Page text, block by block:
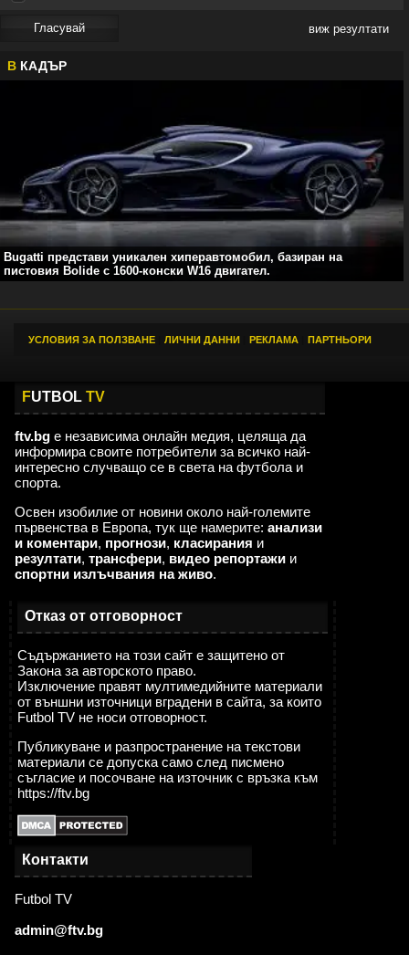
виж резултати
В КАДЪР
Bugatti представи уникален хиперавтомобил, базиран на
пистовия Bolide с 1600-конски W16 двигател.
УСЛОВИЯ ЗА ПОЛЗВАНЕ ЛИЧНИ ДАННИ РЕКЛАМА ПАРТНЬОРИ
FUTBOL TV
ftv.bg е независима онлайн медия, целяща да
информира своите потребители за всичко най-
интересно случващо се в света на футбола и
спорта.
Освен изобилие от новини около най-големите
първенства в Европа, тук ще намерите: анализи
и коментари, прогнози, класирания и
резултати, трансфери, видео репортажи и
спортни излъчвания на живо.
Отказ от отговорност
Съдържанието на този сайт е защитено от
Закона за авторското право.
Изключение правят мултимедийните материали
от външни източници вградени в сайта, за които
Futbol TV не носи отговорност.
Публикуване и разпространение на текстови
материали се допуска само след писмено
съгласие и посочване на източник с връзка към
https://ftv.bg
Контакти
Futbol TV
admin@ftv.bg